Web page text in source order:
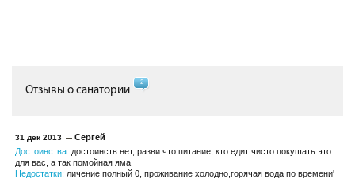
Отзывы о санатории
2
31 дек 2013
Сергей
Достоинства: достоинств нет, разви что питание, кто едит чисто покушать это
для вас, а так помойная яма
Недостатки: личение полный 0, проживание холодно,горячая вода по времени'